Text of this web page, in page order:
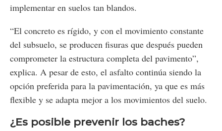
implementar en suelos tan blandos.
“El concreto es rígido, y con el movimiento constante
del subsuelo, se producen fisuras que después pueden
comprometer la estructura completa del pavimento”,
explica. A pesar de esto, el asfalto continúa siendo la
opción preferida para la pavimentación, ya que es más
flexible y se adapta mejor a los movimientos del suelo​.
¿Es posible prevenir los baches?